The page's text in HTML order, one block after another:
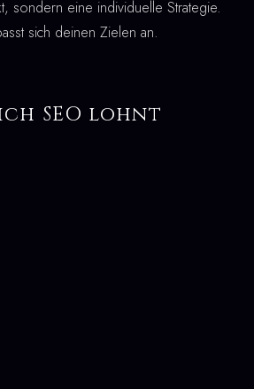
sondern eine individuelle Strategie.
sich deinen Zielen an.
SEO lohnt